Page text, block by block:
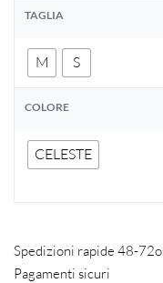
TAGLIA
M S
COLORE
CELESTE
Spedizioni rapide 48-
Pagamenti sicuri